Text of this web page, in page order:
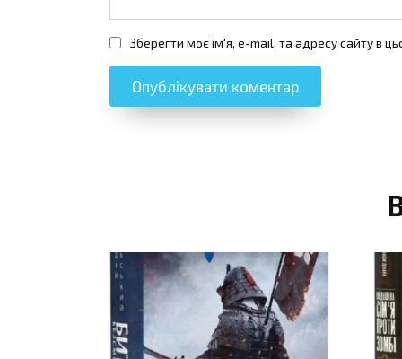
Зберегти моє ім'я, e-mail, та адресу сайту в